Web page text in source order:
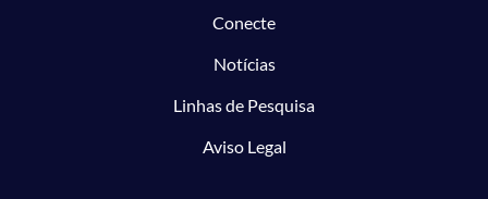
Conecte
Notícias
Linhas de Pesquisa
Aviso Legal